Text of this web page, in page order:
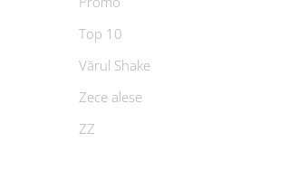
Top 10
Vărul Shake
Zece alese
ZZ